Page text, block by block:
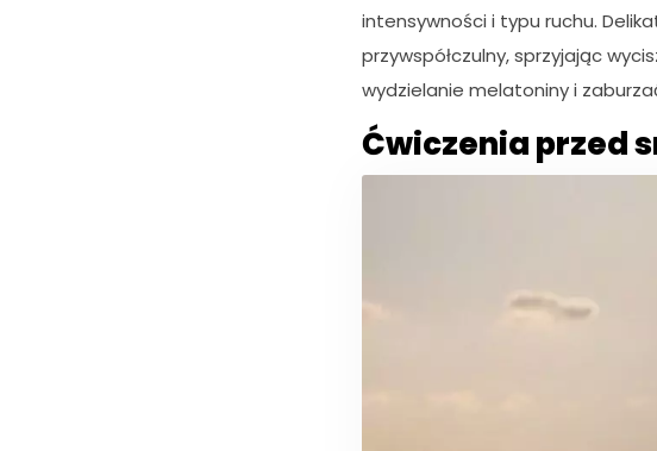
intensywności i typu ruchu.
przywspółczulny, sprzyjając
wydzielanie melatoniny i
Ćwiczenia przed